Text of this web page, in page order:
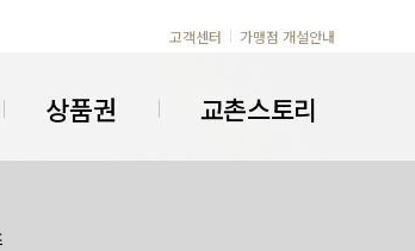
고객센터
가맹점 개설안내
상품권 교촌스토리